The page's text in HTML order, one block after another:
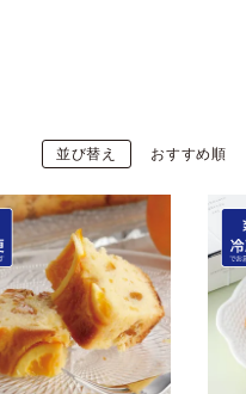
並び替え おすすめ順